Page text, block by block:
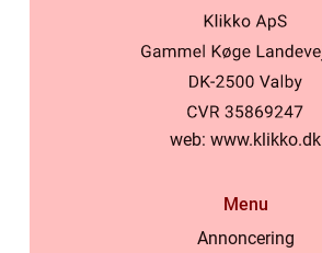
web: www.klikko.dk
Menu
Annoncering